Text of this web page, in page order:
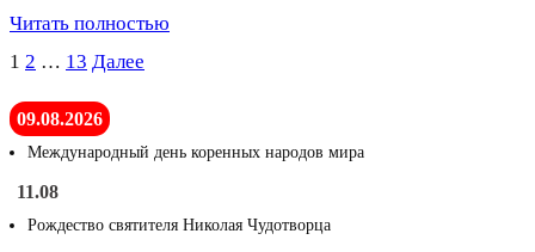
Читать полностью
Пагинация
записей
1 2 … 13 Далее
09.08.2026
Международный день коренных народов мира
11.08
Рождество святителя Николая Чудотворца